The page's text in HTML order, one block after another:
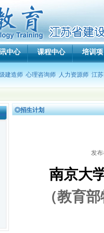
中心 课程中心 培训
建造师 心理咨询师 人力资源师 江
◎招生计划
发布
南京大
（教育